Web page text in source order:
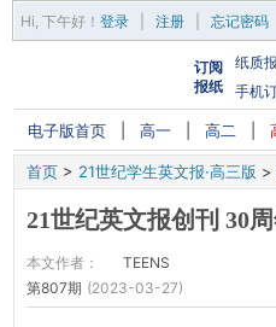
Hi, 下午好 ！ 登录 注册 忘记密码
订阅
报纸
纸质
手机
电子版首页 高一 高二
首页 > 21世纪学生英文报·高三版 >
21世纪英文报创刊 30
本文作者：
TEENS
第807期 (2023-03-27)